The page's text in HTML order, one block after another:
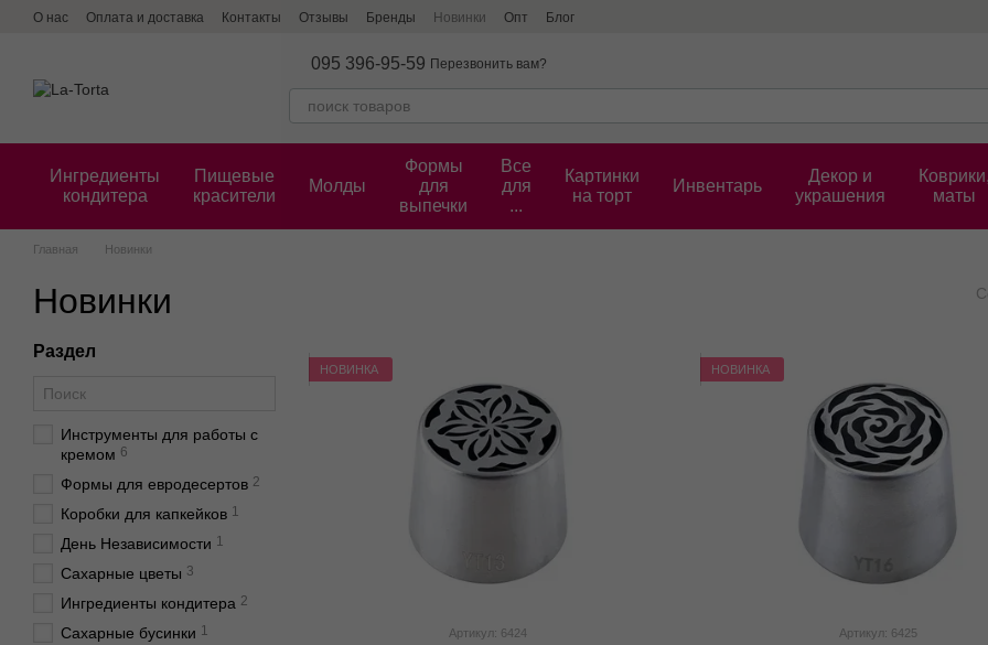
Перейти к основному контенту
О нас Оплата и доставка Контакты Отзывы Бренды Новинки Опт Блог
095 396-95-59 Перезвонить вам?
Ингредиенты
кондитера
Пищевые
красители
Молды
Формы
для
выпечки
Все
для
...
Картинки
на торт
Инвентарь
Декор и
украшения
Коврики,
маты
Главная Новинки
Новинки
НОВИНКА
Артикул: 6424
НОВИНКА
Артикул: 6425
Раздел
Инструменты для работы с
кремом 6
Формы для евродесертов 2
Коробки для капкейков 1
День Независимости 1
Сахарные цветы 3
Ингредиенты кондитера 2
Сахарные бусинки 1